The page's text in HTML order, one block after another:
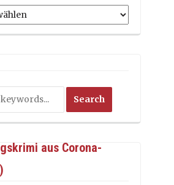
aus Corona-